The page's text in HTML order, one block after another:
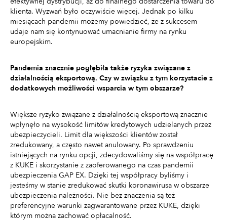
klienta. Wyzwań było oczywiście więcej. Jednak po kilku
miesiącach pandemii możemy powiedzieć, że z sukcesem
udaje nam się kontynuować umacnianie firmy na rynku
europejskim.
Pandemia znacznie pogłębiła także ryzyka związane z
działalnością eksportową. Czy w związku z tym korzystacie z
dodatkowych możliwości wsparcia w tym obszarze?
Większe ryzyko związane z działalnością eksportową znacznie
wpłynęło na wysokość limitów kredytowych udzielanych przez
ubezpieczycieli. Limit dla większości klientów został
zredukowany, a często nawet anulowany. Po sprawdzeniu
istniejących na rynku opcji, zdecydowaliśmy się na współpracę
z KUKE i skorzystanie z zaoferowanego na czas pandemii
ubezpieczenia GAP EX. Dzięki tej współpracy byliśmy i
jesteśmy w stanie zredukować skutki koronawirusa w obszarze
ubezpieczenia należności. Nie bez znaczenia są też
preferencyjne warunki zagwarantowane przez KUKE, dzięki
którym można zachować opłacalność.